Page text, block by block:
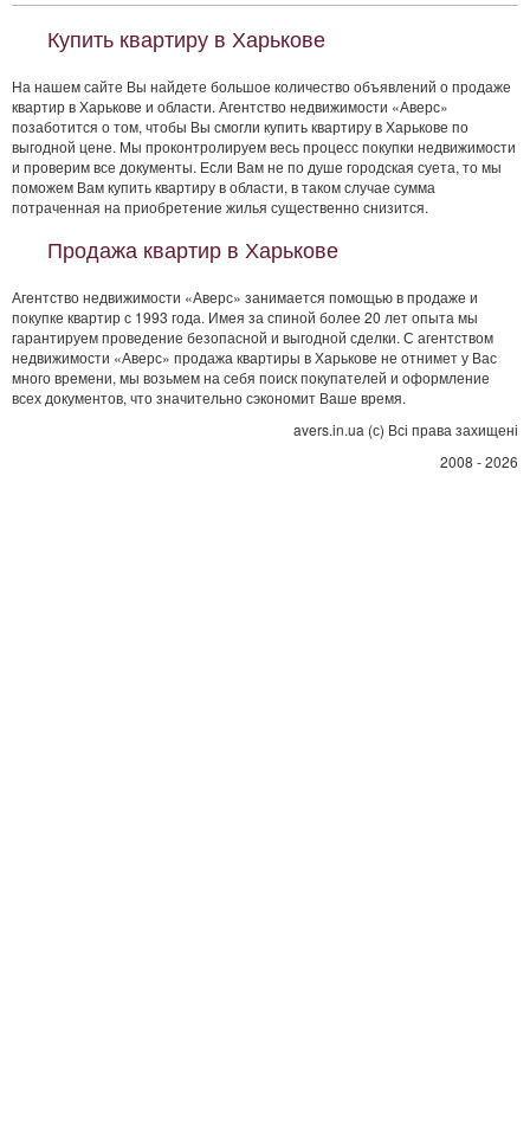
Купить квартиру в Харькове
На нашем сайте Вы найдете большое количество объявлений о продаже
квартир в Харькове и области. Агентство недвижимости «Аверс»
позаботится о том, чтобы Вы смогли купить квартиру в Харькове по
выгодной цене. Мы проконтролируем весь процесс покупки недвижимости
и проверим все документы. Если Вам не по душе городская суета, то мы
поможем Вам купить квартиру в области, в таком случае сумма
потраченная на приобретение жилья существенно снизится.
Продажа квартир в Харькове
Агентство недвижимости «Аверс» занимается помощью в продаже и
покупке квартир с 1993 года. Имея за спиной более 20 лет опыта мы
гарантируем проведение безопасной и выгодной сделки. С агентством
недвижимости «Аверс» продажа квартиры в Харькове не отнимет у Вас
много времени, мы возьмем на себя поиск покупателей и оформление
всех документов, что значительно сэкономит Ваше время.
avers.in.ua (с) Всі права захищені
2008 - 2026